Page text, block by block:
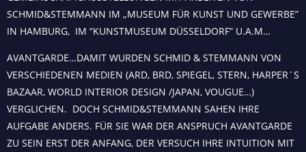
SCHMID&STEMMANN IM „MUSEUM FÜR KUNST UND GEWERBE”
IN HAMBURG, IM “KUNSTMUSEUM DÜSSELDORF” U.A.M…
AVANTGARDE…DAMIT WURDEN SCHMID & STEMMANN VON
VERSCHIEDENEN MEDIEN (ARD, BRD, SPIEGEL, STERN, HARPER´S
BAZAAR, WORLD INTERIOR DESIGN /JAPAN, VOUGUE…)
VERGLICHEN. DOCH SCHMID&STEMMANN SAHEN IHRE
AUFGABE ANDERS. FÜR SIE WAR DER ANSPRUCH AVANTGARDE
ZU SEIN ERST DER ANFANG, DER VERSUCH IHRE INTUITION MIT